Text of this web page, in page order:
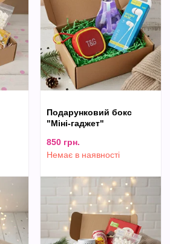
Подарунковий бокс
"Міні-гаджет"
850 грн.
Немає в наявності